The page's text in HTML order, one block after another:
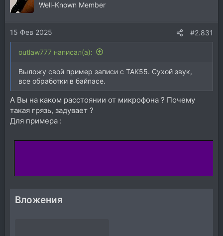
и
и
:
Well-Known Member
15 Фев 2025 #2.831
outlaw777 написал(а):
Выложу свой пример записи с TAK55. Сухой звук,
все обработки в байпасе.
А Вы на каком расстоянии от микрофона ? Почему
такая грязь, задувает ?
Для примера :
Вложения